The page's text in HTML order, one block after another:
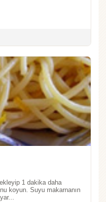
1 dakika daha
koyun. Suyu makarnanın